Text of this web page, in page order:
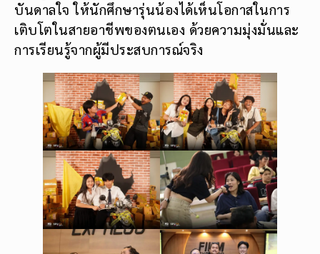
บันดาลใจ ให้นักศึกษารุ่นน้องได้เห็นโอกาสในการ
เติบโตในสายอาชีพของตนเอง ด้วยความมุ่งมั่นและ
การเรียนรู้จากผู้มีประสบการณ์จริง